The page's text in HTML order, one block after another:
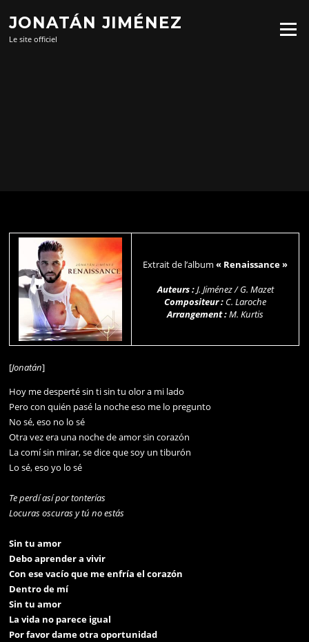
contenu
JONATÁN JIMÉNEZ
Le site officiel
Menu
Extrait de l’album« Renaissance »
Auteurs :J. Jiménez / G. Mazet
Compositeur : C. Laroche
Arrangement :M. Kurtis
[Jonatán]
Hoy me desperté sin ti sin tu olor a mi lado
Pero con quién pasé la noche eso me lo pregunto
No sé, eso no lo sé
Otra vez era una noche de amor sin corazón
La comí sin mirar, se dice que soy un tiburón
Lo sé, eso yo lo sé
Te perdí así por tonterías
Locuras oscuras y tú no estás
Sin tu amor
Debo aprender a vivir
Con ese vacío que me enfría el corazón
Dentro de mí
Sin tu amor
La vida no parece igual
Por favor dame otra oportunidad